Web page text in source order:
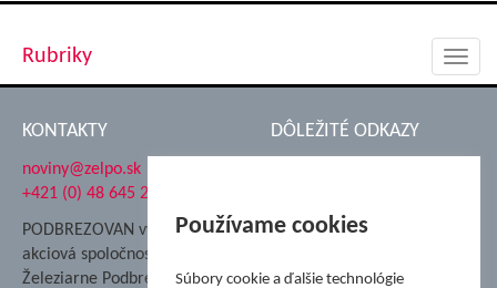
Rubriky
KONTAKTY
noviny@zelpo.sk
+421 (0) 48 645 2711
PODBREZOVAN vydáva
akciová spoločnosť
Železiarne Podbrezová
DÔLEŽITÉ ODKAZY
Nadácia Železiarne
Používame cookies
Súbory cookie a ďalšie technológie